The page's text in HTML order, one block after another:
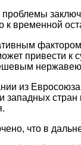
к временной
привести
из
западных
что в